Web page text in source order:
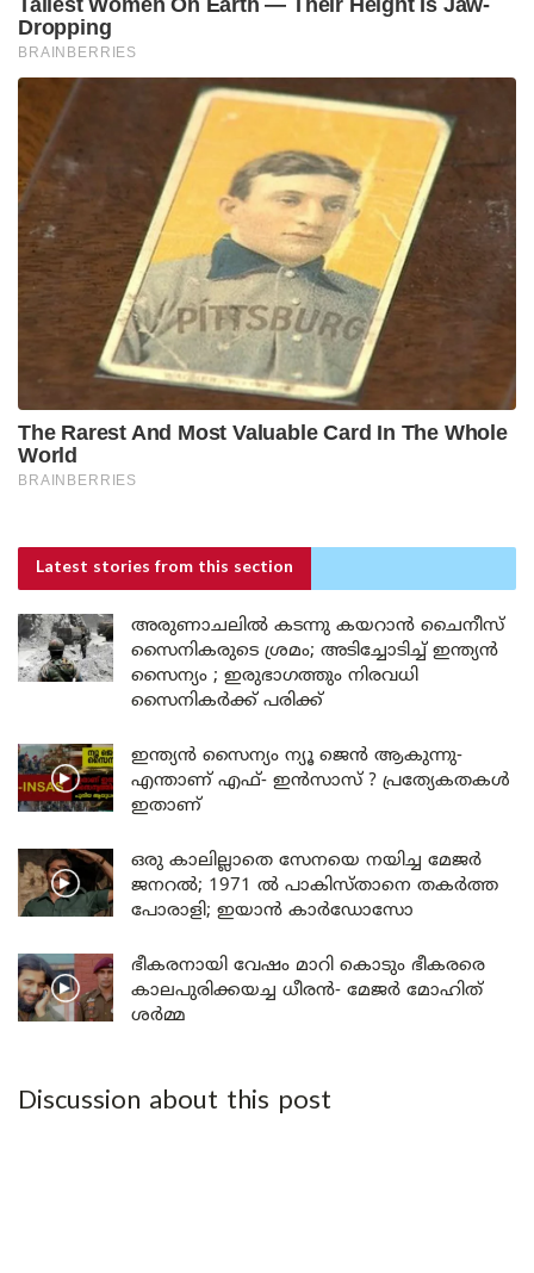
Latest stories from this section
അരുണാചലിൽ കടന്നു കയറാൻ ചൈനീസ്
സൈനികരുടെ ശ്രമം; അടിച്ചോടിച്ച് ഇന്ത്യൻ
സൈന്യം ; ഇരുഭാഗത്തും നിരവധി
സൈനികർക്ക് പരിക്ക്
ഇന്ത്യൻ സൈന്യം ന്യൂ ജെൻ ആകുന്നു-
എന്താണ് എഫ്- ഇൻസാസ് ? പ്രത്യേകതകൾ
ഇതാണ്
ഒരു കാലില്ലാതെ സേനയെ നയിച്ച മേജർ
ജനറൽ; 1971 ൽ പാകിസ്താനെ തകർത്ത
പോരാളി; ഇയാൻ കാർഡോസോ
ഭീകരനായി വേഷം മാറി കൊടും ഭീകരരെ
കാലപുരിക്കയച്ച ധീരൻ- മേജർ മോഹിത്
ശർമ്മ
Discussion about this post